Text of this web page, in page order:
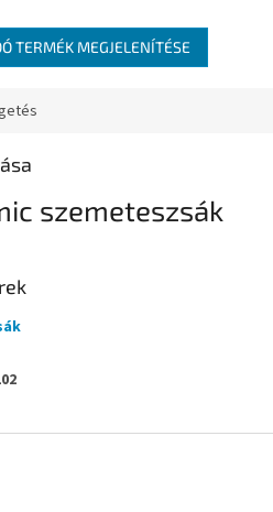
TERMÉK MEGJELENÍTÉSE
szemeteszsák